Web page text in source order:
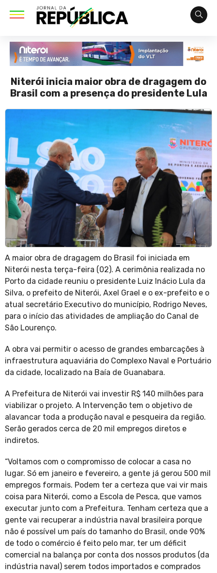
Niterói inicia maior obra de dragagem do
Brasil com a presença do presidente Lula
A maior obra de dragagem do Brasil foi iniciada em
Niterói nesta terça-feira (02). A cerimônia realizada no
Porto da cidade reuniu o presidente Luiz Inácio Lula da
Silva, o prefeito de Niterói, Axel Grael e o ex-prefeito e o
atual secretário Executivo do município, Rodrigo Neves,
para o início das atividades de ampliação do Canal de
São Lourenço.
A obra vai permitir o acesso de grandes embarcações à
infraestrutura aquaviária do Complexo Naval e Portuário
da cidade, localizado na Baía de Guanabara.
A Prefeitura de Niterói vai investir R$ 140 milhões para
viabilizar o projeto. A Intervenção tem o objetivo de
alavancar toda a produção naval e pesqueira da região.
Serão gerados cerca de 20 mil empregos diretos e
indiretos.
“Voltamos com o compromisso de colocar a casa no
lugar. Só em janeiro e fevereiro, a gente já gerou 500 mil
empregos formais. Podem ter a certeza que vai vir mais
coisa para Niterói, como a Escola de Pesca, que vamos
executar junto com a Prefeitura. Tenham certeza que a
gente vai recuperar a indústria naval brasileira porque
não é possível um país do tamanho do Brasil, onde 90%
de todo o comércio é feito pelo mar, ter um déficit
comercial na balança por conta dos nossos produtos (da
indústria naval) serem todos importados e comprados